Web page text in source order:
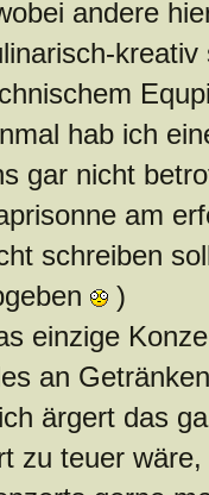
andere
hab ich
gar nicht
am
schreiben
)
einzige
an
ärgert das
zu teuer